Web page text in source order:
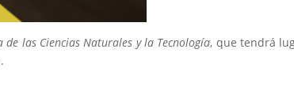
de las Ciencias Naturales y la Tecnología, que tendrá